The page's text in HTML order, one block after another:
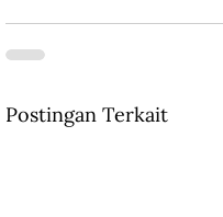
Postingan Terkait